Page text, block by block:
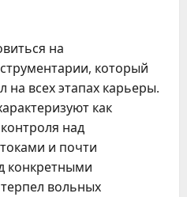
на
который
на всех этапах карьеры.
как
над
и почти
конкретными
вольных